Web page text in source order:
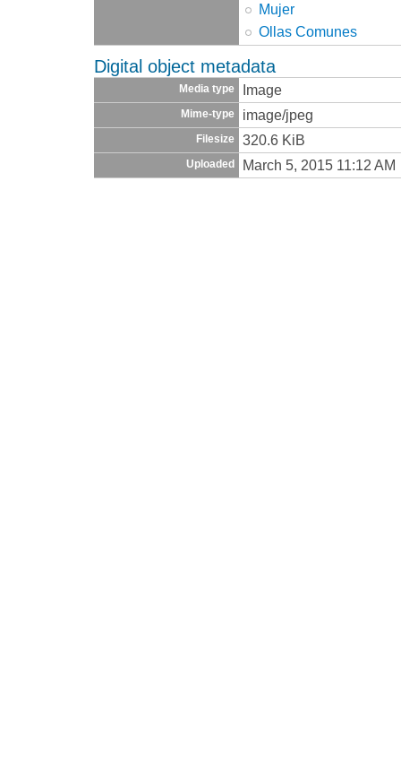
Mujer
Ollas Comunes
Digital object metadata
Media type Image
Mime-type image/jpeg
Filesize 320.6 KiB
Uploaded March 5, 2015 11:12 AM